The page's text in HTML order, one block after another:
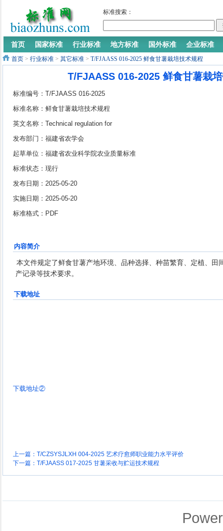
标准搜索：
首页 国家标准 行业标准 地方标准 国外标准 企业标准
首页 > 行业标准 > 其它标准 > T/FJAASS 016-2025 鲜食甘薯栽培技术规程
T/FJAASS 016-2025 鲜食甘薯栽
标准编号：T/FJAASS 016-2025
标准名称：鲜食甘薯栽培技术规程
英文名称：Technical regulation for
cultivation of fresh sweet potato
发布部门：福建省农学会
起草单位：福建省农业科学院农业质量标准
与检测技术研究所、福建省连城农民创业园
管理委员会、福建省农业科学院作物研究所
标准状态：现行
发布日期：2025-05-20
实施日期：2025-05-20
标准格式：PDF
内容简介
本文件规定了鲜食甘薯产地环境、品种选择、种苗繁育、定植、田
产记录等技术要求。
下载地址
下载地址②
上一篇： T/CZSYSJLXH 004-2025 艺术疗愈师职业能力水平评价
下一篇： T/FJAASS 017-2025 甘薯采收与贮运技术规程